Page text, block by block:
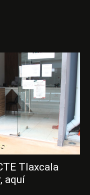
Tlaxcala
aquí